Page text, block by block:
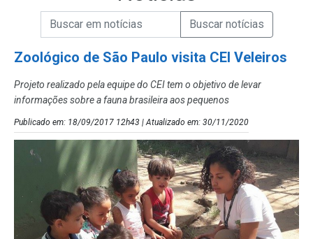
Campo de Busca de Notícias
Campo de Busca de informaçõesEnviar a Busca de Notícias
Zoológico de São Paulo visita CEI Veleiros
Projeto realizado pela equipe do CEI tem o objetivo de levar
informações sobre a fauna brasileira aos pequenos
Publicado em: 18/09/2017 12h43 | Atualizado em: 30/11/2020